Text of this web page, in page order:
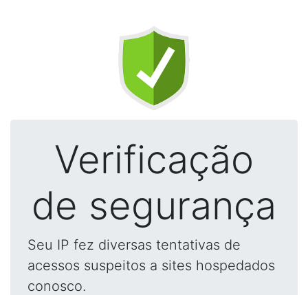
Verificação
de segurança
Seu IP fez diversas tentativas de
acessos suspeitos a sites hospedados
conosco.